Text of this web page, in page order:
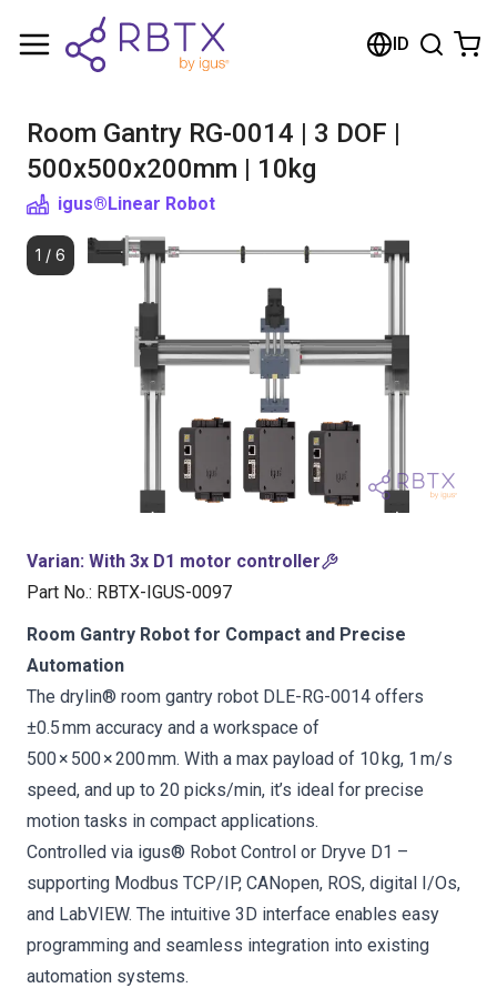
ID
Room Gantry RG-0014 | 3 DOF |
500x500x200mm | 10kg
igus®Linear Robot
1 / 6
Varian: With 3x D1 motor controller
Part No.: RBTX-IGUS-0097
Room Gantry Robot for Compact and Precise
Automation
The drylin® room gantry robot DLE-RG-0014 offers
±0.5 mm accuracy and a workspace of
500 × 500 × 200 mm. With a max payload of 10 kg, 1 m/s
speed, and up to 20 picks/min, it’s ideal for precise
motion tasks in compact applications.
Controlled via igus® Robot Control or Dryve D1 –
supporting Modbus TCP/IP, CANopen, ROS, digital I/Os,
and LabVIEW. The intuitive 3D interface enables easy
programming and seamless integration into existing
automation systems.
Shopping Cart
Browse the shop